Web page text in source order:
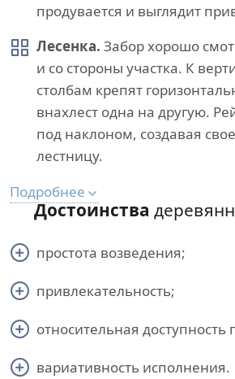
продувается и выглядит
Лесенка. Забор хорошо
и со стороны участка. К
столбам крепят
внахлест одна на другую.
под наклоном, создавая
лестницу.
Подробнее
Достоинства
простота возведения;
привлекательность;
относительная доступность
вариативность исполнения.